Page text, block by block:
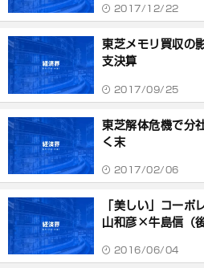
2017/12/22
東芝メモリ買収の
支決算
2017/09/25
東芝解体危機で分
く末
2017/02/06
「美しい」コー
山和彦×牛島信（
2016/06/04